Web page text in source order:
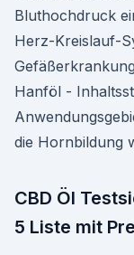
Bluthochdruck
Herz-Kreislauf-
Hanföl -
die Hornbildung
CBD Öl
5 Liste mit